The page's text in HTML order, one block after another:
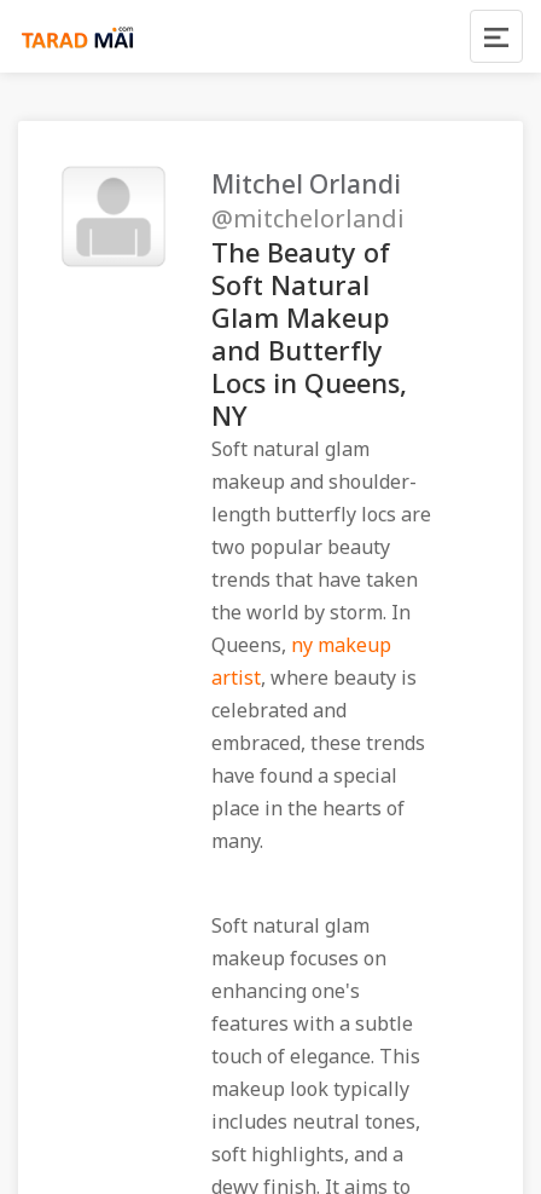
Mitchel Orlandi
@mitchelorlandi
The Beauty of
Soft Natural
Glam Makeup
and Butterfly
Locs in Queens,
NY
Soft natural glam
makeup and shoulder-
length butterfly locs are
two popular beauty
trends that have taken
the world by storm. In
Queens, ny makeup
artist, where beauty is
celebrated and
embraced, these trends
have found a special
place in the hearts of
many.
Soft natural glam
makeup focuses on
enhancing one's
features with a subtle
touch of elegance. This
makeup look typically
includes neutral tones,
soft highlights, and a
dewy finish. It aims to